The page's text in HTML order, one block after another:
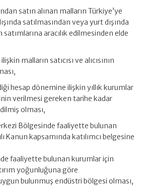
satın alınan malların Türkiye’ye
satılmasından veya yurt dışında
aracılık edilmesinden elde
malların satıcısı ve alıcısının
hesap dönemine ilişkin yıllık kurumlar
verilmesi gereken tarihe kadar
olması,
Bölgesinde faaliyette bulunan
Kanun kapsamında katılımcı belgesine
faaliyette bulunan kurumlar için
yoğunluğuna göre
bulunmuş endüstri bölgesi olması,